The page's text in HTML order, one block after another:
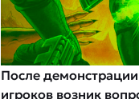
После демонстрации
игроков возник